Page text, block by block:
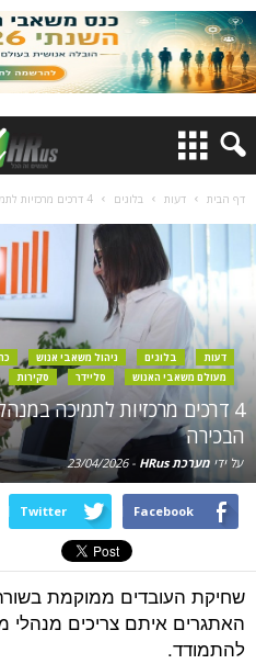
דף הבית דעות בלוגים 4 דרכים מרכזיות לתמיכה במנהל משאבי האנוש ע"י ההנהלה הבכירה
דעות בלוגים ניהול משאבי אנוש
מעולם משאבי האנוש
סליידר סקירות
4 דרכים מרכזיות לתמיכה
הבכירה
על ידי מערכת HRus -
23/04/2026
Facebook
Twitter
שחיקת העובדים ממוקמת
האתגרים איתם צריכים מנהלי
להתמודד.